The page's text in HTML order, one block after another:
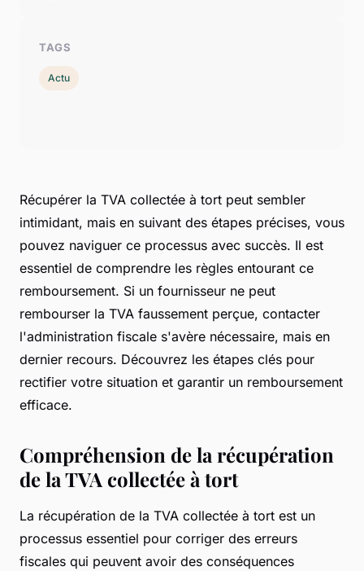
Récupérer la TVA collectée à tort peut sembler
intimidant, mais en suivant des étapes précises, vous
pouvez naviguer ce processus avec succès. Il est
essentiel de comprendre les règles entourant ce
remboursement. Si un fournisseur ne peut
rembourser la TVA faussement perçue, contacter
l'administration fiscale s'avère nécessaire, mais en
dernier recours. Découvrez les étapes clés pour
rectifier votre situation et garantir un remboursement
efficace.
Compréhension de la récupération
de la TVA collectée à tort
La récupération de la TVA collectée à tort est un
processus essentiel pour corriger des erreurs
fiscales qui peuvent avoir des conséquences
TAGS
Actu